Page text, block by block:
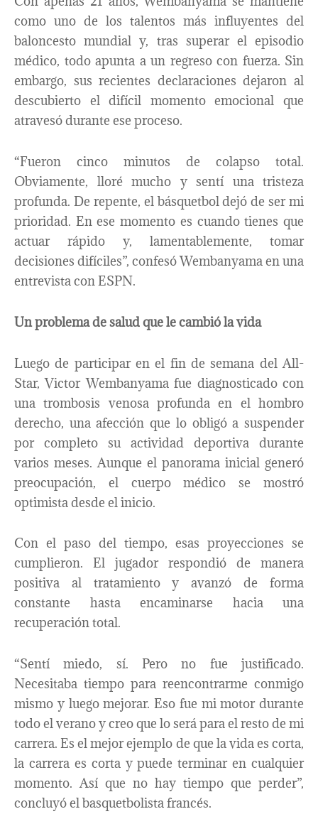
como uno de los talentos más influyentes del
baloncesto mundial y, tras superar el episodio
médico, todo apunta a un regreso con fuerza. Sin
embargo, sus recientes declaraciones dejaron al
descubierto el difícil momento emocional que
atravesó durante ese proceso.
“Fueron cinco minutos de colapso total.
Obviamente, lloré mucho y sentí una tristeza
profunda. De repente, el básquetbol dejó de ser mi
prioridad. En ese momento es cuando tienes que
actuar rápido y, lamentablemente, tomar
decisiones difíciles”, confesó Wembanyama en una
entrevista con ESPN.
Un problema de salud que le cambió la vida
Luego de participar en el fin de semana del All-
Star, Victor Wembanyama fue diagnosticado con
una trombosis venosa profunda en el hombro
derecho, una afección que lo obligó a suspender
por completo su actividad deportiva durante
varios meses. Aunque el panorama inicial generó
preocupación, el cuerpo médico se mostró
optimista desde el inicio.
Con el paso del tiempo, esas proyecciones se
cumplieron. El jugador respondió de manera
positiva al tratamiento y avanzó de forma
constante hasta encaminarse hacia una
recuperación total.
“Sentí miedo, sí. Pero no fue justificado.
Necesitaba tiempo para reencontrarme conmigo
mismo y luego mejorar. Eso fue mi motor durante
todo el verano y creo que lo será para el resto de mi
carrera. Es el mejor ejemplo de que la vida es corta,
la carrera es corta y puede terminar en cualquier
momento. Así que no hay tiempo que perder”,
concluyó el basquetbolista francés.